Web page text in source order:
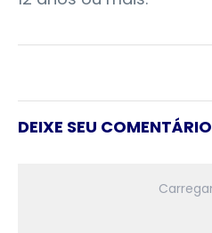
DEIXE SEU COMENTÁRIO